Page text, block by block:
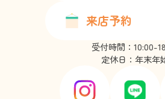
来店予約
受付時間：10:00-
定休日：年末年